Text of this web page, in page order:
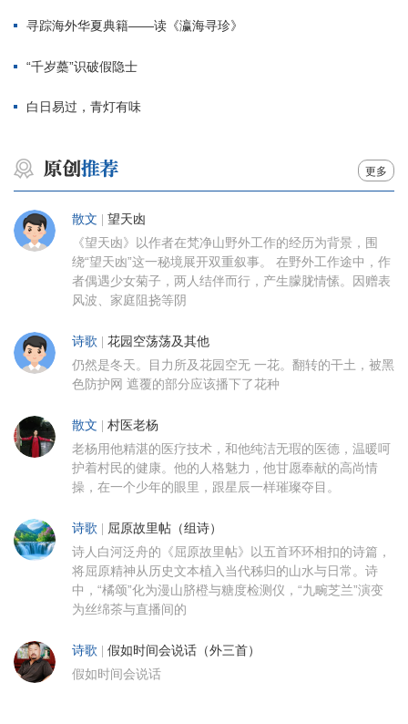
寻踪海外华夏典籍——读《瀛海寻珍》
“千岁蘽”识破假隐士
白日易过，青灯有味
更多
散文 | 望天凼
《望天凼》以作者在梵净山野外工作的经历为背景，围
绕“望天凼”这一秘境展开双重叙事。 在野外工作途中，作
者偶遇少女菊子，两人结伴而行，产生朦胧情愫。因赠表
风波、家庭阻挠等阴
诗歌 | 花园空荡荡及其他
仍然是冬天。目力所及花园空无 一花。翻转的干土，被黑
色防护网 遮覆的部分应该播下了花种
散文 | 村医老杨
老杨用他精湛的医疗技术，和他纯洁无瑕的医德，温暖呵
护着村民的健康。他的人格魅力，他甘愿奉献的高尚情
操，在一个少年的眼里，跟星辰一样璀璨夺目。
诗歌 | 屈原故里帖（组诗）
诗人白河泛舟的《屈原故里帖》以五首环环相扣的诗篇，
将屈原精神从历史文本植入当代秭归的山水与日常。诗
中，“橘颂”化为漫山脐橙与糖度检测仪，“九畹芝兰”演变
为丝绵茶与直播间的
诗歌 | 假如时间会说话（外三首）
假如时间会说话